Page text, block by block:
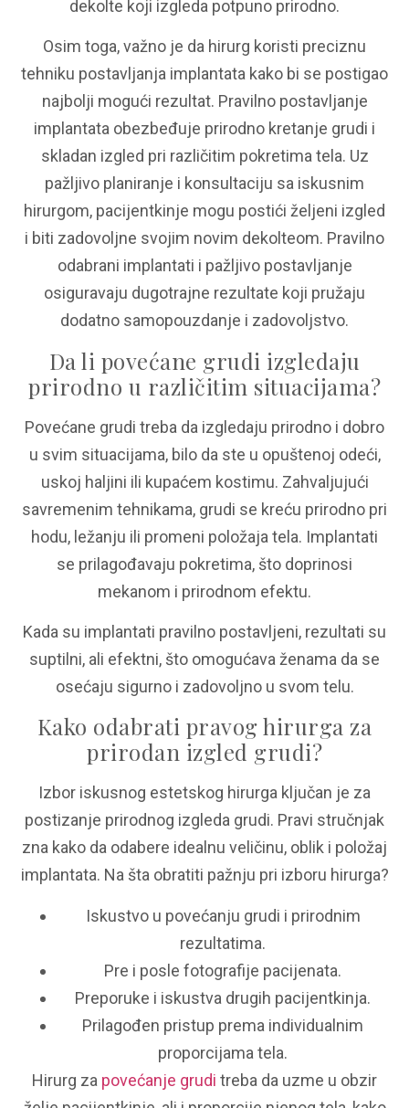
dekolte koji izgleda potpuno prirodno.
Osim toga, važno je da hirurg koristi preciznu
tehniku postavljanja implantata kako bi se postigao
najbolji mogući rezultat. Pravilno postavljanje
implantata obezbeđuje prirodno kretanje grudi i
skladan izgled pri različitim pokretima tela. Uz
pažljivo planiranje i konsultaciju sa iskusnim
hirurgom, pacijentkinje mogu postići željeni izgled
i biti zadovoljne svojim novim dekolteom. Pravilno
odabrani implantati i pažljivo postavljanje
osiguravaju dugotrajne rezultate koji pružaju
dodatno samopouzdanje i zadovoljstvo.
Da li povećane grudi izgledaju
prirodno u različitim situacijama?
Povećane grudi treba da izgledaju prirodno i dobro
u svim situacijama, bilo da ste u opuštenoj odeći,
uskoj haljini ili kupaćem kostimu. Zahvaljujući
savremenim tehnikama, grudi se kreću prirodno pri
hodu, ležanju ili promeni položaja tela. Implantati
se prilagođavaju pokretima, što doprinosi
mekanom i prirodnom efektu.
Kada su implantati pravilno postavljeni, rezultati su
suptilni, ali efektni, što omogućava ženama da se
osećaju sigurno i zadovoljno u svom telu.
Kako odabrati pravog hirurga za
prirodan izgled grudi?
Izbor iskusnog estetskog hirurga ključan je za
postizanje prirodnog izgleda grudi. Pravi stručnjak
zna kako da odabere idealnu veličinu, oblik i položaj
implantata. Na šta obratiti pažnju pri izboru hirurga?
Iskustvo u povećanju grudi i prirodnim
rezultatima.
Pre i posle fotografije pacijenata.
Preporuke i iskustva drugih pacijentkinja.
Prilagođen pristup prema individualnim
proporcijama tela.
Hirurg za povećanje grudi treba da uzme u obzir